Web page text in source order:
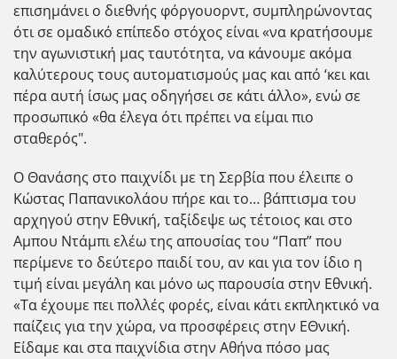
επισημάνει ο διεθνής φόργουορντ, συμπληρώνοντας
ότι σε ομαδικό επίπεδο στόχος είναι «να κρατήσουμε
την αγωνιστική μας ταυτότητα, να κάνουμε ακόμα
καλύτερους τους αυτοματισμούς μας και από ‘κει και
πέρα αυτή ίσως μας οδηγήσει σε κάτι άλλο», ενώ σε
προσωπικό «θα έλεγα ότι πρέπει να είμαι πιο
σταθερός".
Ο Θανάσης στο παιχνίδι με τη Σερβία που έλειπε ο
Κώστας Παπανικολάου πήρε και το… βάπτισμα του
αρχηγού στην Εθνική, ταξίδεψε ως τέτοιος και στο
Αμπου Ντάμπι ελέω της απουσίας του “Παπ” που
περίμενε το δεύτερο παιδί του, αν και για τον ίδιο η
τιμή είναι μεγάλη και μόνο ως παρουσία στην Εθνική.
«Τα έχουμε πει πολλές φορές, είναι κάτι εκπληκτικό να
παίζεις για την χώρα, να προσφέρεις στην ΕΘνική.
Είδαμε και στα παιχνίδια στην Αθήνα πόσο μας